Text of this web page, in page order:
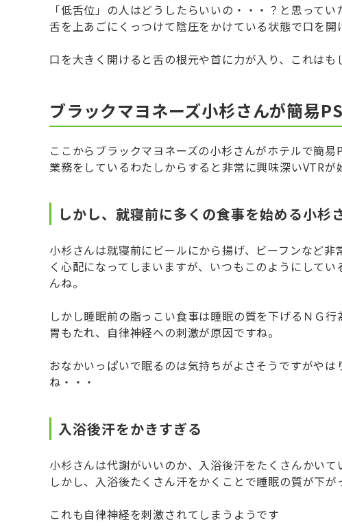
「低舌位」の人はどうしたらいいの・・・？と思ってい
舌を上あごにくっつけて陰圧をかけている状態で口を開
口を大きく開けると舌の根元や首に力が入り、これは
ブラックマヨネーズ小杉さんが簡易
ここからブラックマヨネーズの小杉さんがホテルで簡
業務をしているわたしからすると非常に興味深いVTRが
しかし、就寝前に多くの食事を始める小杉
小杉さんは就寝前にビールにから揚げ、ビーフンなど
く心配になってしまいますが、いつもこのようにして
んね。
しかし睡眠前の脂っこい食事は睡眠の質を下げるＮＧ行
胃もたれ、自律神経への刺激が原因ですね。
おなかいっぱいで眠るのは気持ちがよさそうですがや
ね・・・
入浴後汗をかきすぎる
小杉さんは代謝がいいのか、入浴後汗をたくさんかいて
しかし、入浴後たくさん汗をかくことで睡眠の質が下が
これも自律神経を刺激されてしまうようです